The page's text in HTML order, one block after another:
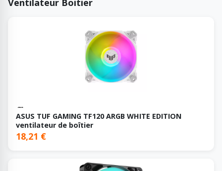
ASUS TUF GAMING TF120 ARGB WHITE EDITION
ventilateur de boîtier
18,21 €